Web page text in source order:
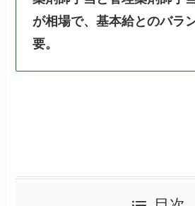
が相場で、基本給とのバラ
要。